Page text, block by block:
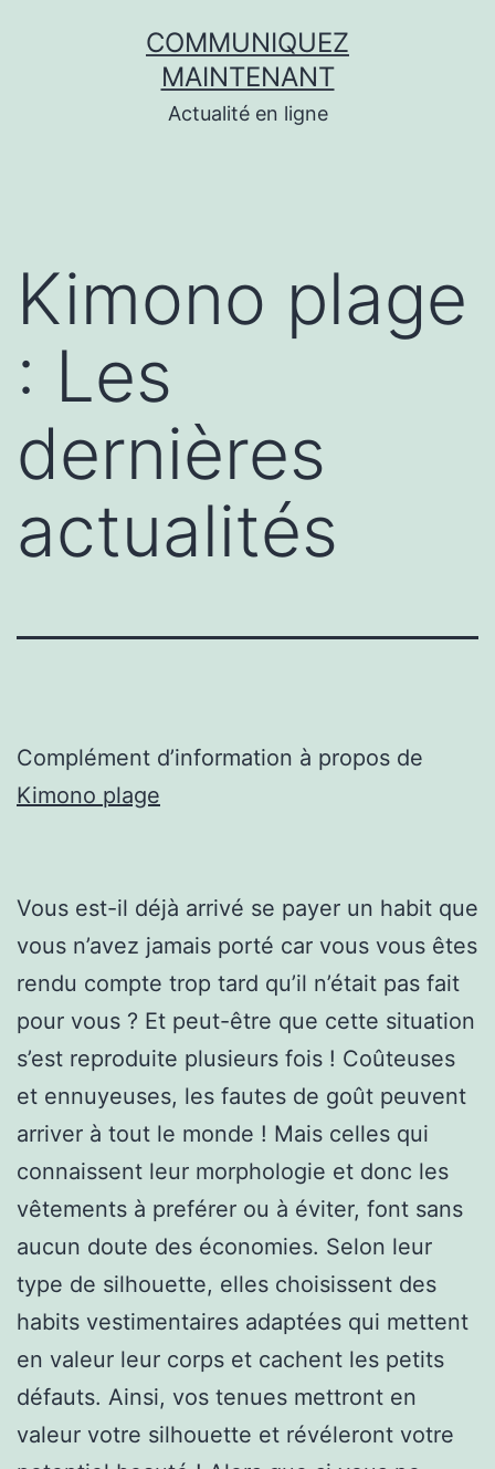
COMMUNIQUEZ
MAINTENANT
Actualité en ligne
Kimono plage
: Les
dernières
actualités
Complément d’information à propos de
Kimono plage
Vous est-il déjà arrivé se payer un habit que
vous n’avez jamais porté car vous vous êtes
rendu compte trop tard qu’il n’était pas fait
pour vous ? Et peut-être que cette situation
s’est reproduite plusieurs fois ! Coûteuses
et ennuyeuses, les fautes de goût peuvent
arriver à tout le monde ! Mais celles qui
connaissent leur morphologie et donc les
vêtements à preférer ou à éviter, font sans
aucun doute des économies. Selon leur
type de silhouette, elles choisissent des
habits vestimentaires adaptées qui mettent
en valeur leur corps et cachent les petits
défauts. Ainsi, vos tenues mettront en
valeur votre silhouette et révéleront votre